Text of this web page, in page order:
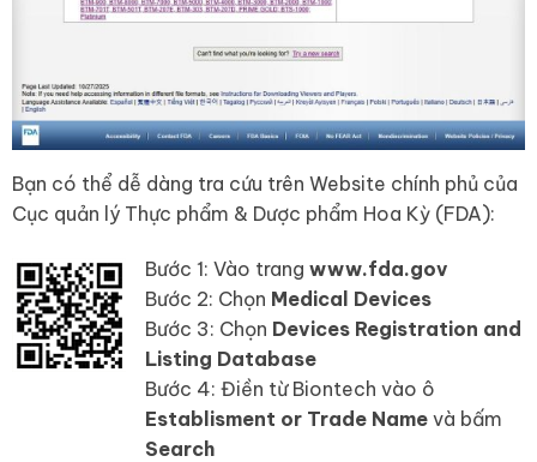
Bạn có thể dễ dàng tra cứu trên Website chính phủ của
Cục quản lý Thực phẩm & Dược phẩm Hoa Kỳ (FDA):
Bước 1: Vào trang www.fda.gov
Bước 2: Chọn Medical Devices
Bước 3: Chọn Devices Registration and
Listing Database
Bước 4: Điền từ Biontech vào ô
Establisment or Trade Namevà bấm
Search